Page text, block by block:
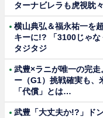
ターナビレラも虎視眈々
横山典弘＆福永祐一を
キーに!? 「3100じゃ
タジタジ
武豊×ラニが唯一の完
ー（G1）挑戦確実も、
「代償」とは…
武豊「大丈夫か!?」ド